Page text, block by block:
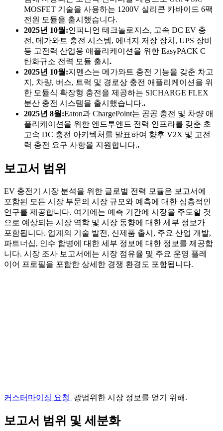
MOSFET 기술을 사용하는 1200V 실리콘 카바이드 6팩
전원 모듈을 출시했습니다.
2025년 10월:인피니언 테크놀로지스, 고속 DC EV 충
전, 메가와트 충전 시스템, 에너지 저장 장치, UPS 장비
등 고전력 산업용 애플리케이션을 위한 EasyPACK C
탄화규소 전력 모듈 출시 .
2025년 10월:지멘스는 메가와트 충전 기능을 갖춘 차고
지, 차량, 버스, 트럭 및 경로상 충전 애플리케이션을 위
한 모듈식 확장형 충전을 제공하는 SICHARGE FLEX
분산 충전 시스템을 출시했습니다..
2025년 8월:Eaton과 ChargePoint는 공공 충전 및 차량 애
플리케이션을 위한 엔드투엔드 전력 인프라를 갖춘 초
고속 DC 충전 아키텍처를 발표하여 향후 V2X 및 고전
력 충전 요구 사항을 지원합니다..
보고서 범위
EV 충전기 시장 분석을 위한 글로벌 전력 모듈은 보고서에
포함된 모든 시장 부문의 시장 규모와 예측에 대한 심층적인
연구를 제공합니다. 여기에는 예측 기간에 시장을 주도할 것
으로 예상되는 시장 역학 및 시장 동향에 대한 세부 정보가
포함됩니다. 업계의 기술 발전, 신제품 출시, 주요 산업 개발,
파트너십, 인수 합병에 대한 세부 정보에 대한 정보를 제공합
니다. 시장 조사 보고서에는 시장 점유율 및 주요 운영 플레
이어 프로필을 포함한 상세한 경쟁 환경도 포함됩니다.
커스터마이징 요청 광범위한 시장 정보를 얻기 위해.
보고서 범위 및 세분화